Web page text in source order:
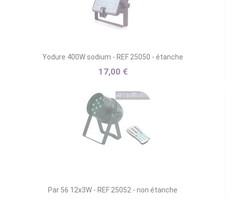
Yodure 400W sodium - REF 25050 - étanche
17,00 €
Par 56 12x3W - REF 25052 - non étanche